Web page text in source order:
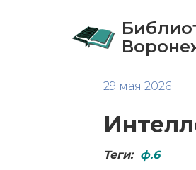
29 мая 2026
Теги: ф.6